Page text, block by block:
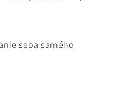
seba samého